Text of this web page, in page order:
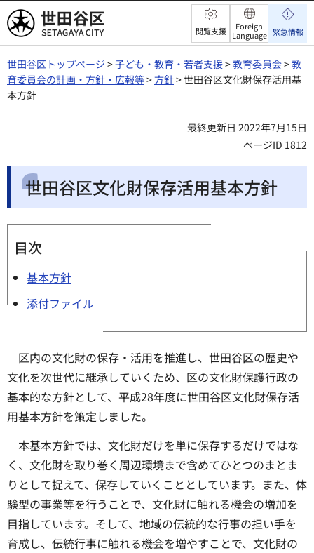
世田谷区 閲覧支援
Foreign
Language 緊急情報
世田谷区トップページ >子ども・教育・若者支援>教育委員会>教
育委員会の計画・方針・広報等>方針> 世田谷区文化財保存活用基
本方針
最終更新日 2022年7月15日
ページID 1812
世田谷区文化財保存活用基本方針
目次
基本方針
添付ファイル
区内の文化財の保存・活用を推進し、世田谷区の歴史や
文化を次世代に継承していくため、区の文化財保護行政の
基本的な方針として、平成28年度に世田谷区文化財保存活
用基本方針を策定しました。
本基本方針では、文化財だけを単に保存するだけではな
く、文化財を取り巻く周辺環境まで含めてひとつのまとま
りとして捉えて、保存していくこととしています。また、体
験型の事業等を行うことで、文化財に触れる機会の増加を
目指しています。そして、地域の伝統的な行事の担い手を
育成し、伝統行事に触れる機会を増やすことで、文化財の